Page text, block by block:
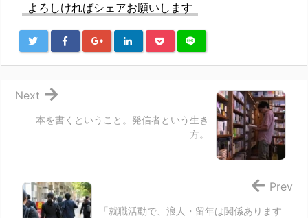
よろしければシェアお願いします
本を書くということ。発信者という生き
方。
Next
「就職活動で、浪人・留年は関係あります
Prev